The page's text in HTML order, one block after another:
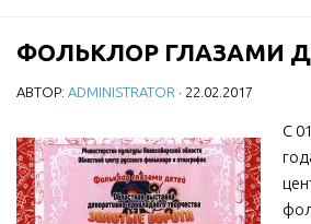
Книга почета культуры
Фотогалерея
Учредительные документы
Правовая база
ФОЛЬКЛОР ГЛАЗАМИ
АВТОР: ADMINISTRATOR · 22.02.2017
С